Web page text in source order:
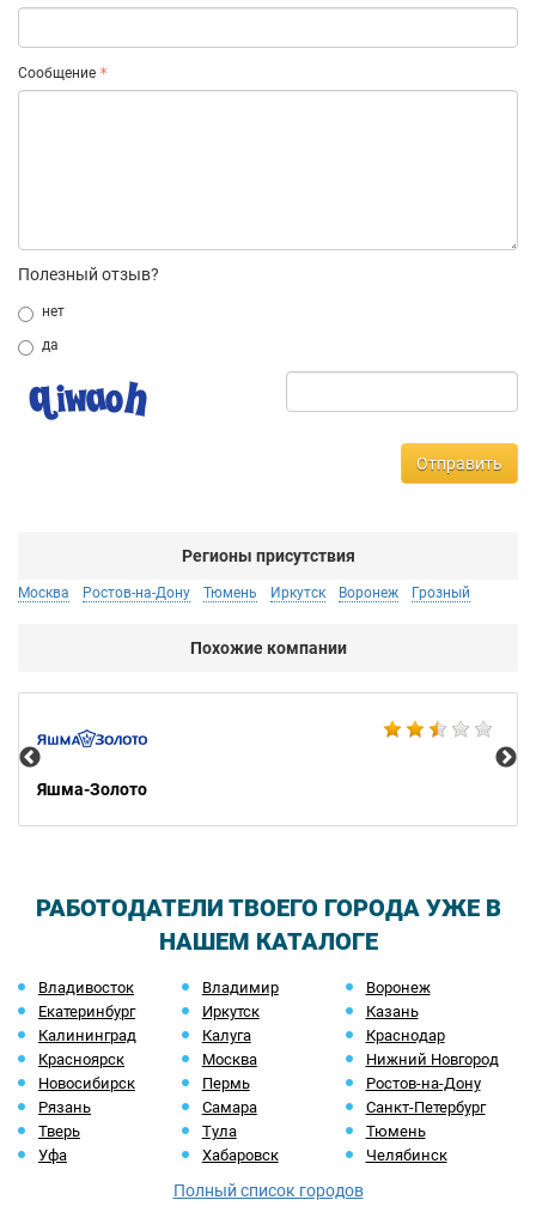
Сообщение
Полезный отзыв?
нет
да
Отправить
Регионы присутствия
Москва Ростов-на-Дону Тюмень Иркутск Воронеж Грозный
Похожие компании
Яшма-Золото
РАБОТОДАТЕЛИ ТВОЕГО ГОРОДА УЖЕ В
НАШЕМ КАТАЛОГЕ
Владивосток Владимир
Воронеж
Екатеринбург
Иркутск
Казань
Калининград
Калуга
Краснодар
Красноярск
Москва
Нижний Новгород
Новосибирск
Пермь
Ростов-на-Дону
Рязань
Самара
Санкт-Петербург
Тверь
Тула
Тюмень
Уфа
Хабаровск Челябинск
Полный список городов